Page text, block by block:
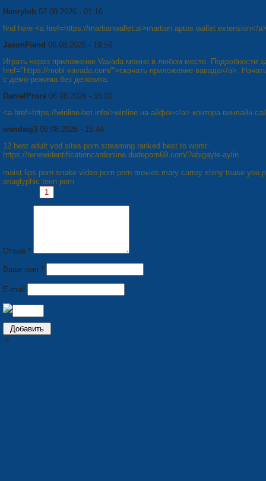
Henrylob 07.08.2026 - 01:16
find here <a href=https://martianwallet.ai>martian aptos wallet extension</
JasonFiend 06.08.2026 - 19:56
Играть через приложение Vavada можно в любом месте. Подробности
href="https://mobi-vavada.com/">скачать приложение вавада</a>.
с демо-режима без депозита.
DanielPrors 06.08.2026 - 16:02
<a href=https://winline-bet.info/>winline на айфон</a> контора винлайн
wandasj3 06.08.2026 - 15:44
12 best adult vod sites porn streaming ranked best to worst
https://renewidentificationcardonline.dudeporn69.com/?abigayle-aylin
moist lips porn snake video porn porn movies mary carrey shiny tease you
anaglyphic teen porn
1
Отзыв *
Ваше имя *
E-mail
-->